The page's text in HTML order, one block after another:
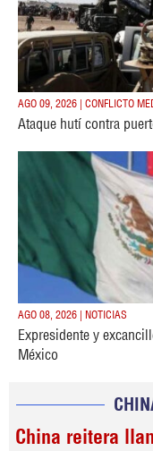
AGO 09, 2026 | CONFLICTO
Ataque hutí contra
AGO 08, 2026 | NOTICIAS
Expresidente y
México
China reitera